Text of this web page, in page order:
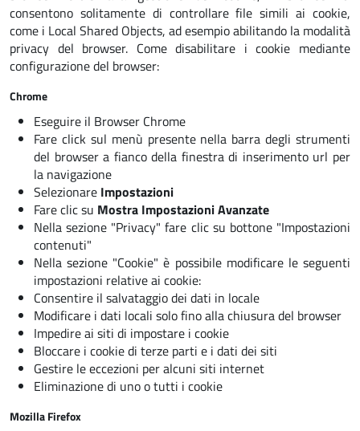
consentono solitamente di controllare file simili ai cookie,
come i Local Shared Objects, ad esempio abilitando la modalità
privacy del browser. Come disabilitare i cookie mediante
configurazione del browser:
Chrome
Eseguire il Browser Chrome
Fare click sul menù presente nella barra degli strumenti
del browser a fianco della finestra di inserimento url per
la navigazione
Selezionare Impostazioni
Fare clic su Mostra Impostazioni Avanzate
Nella sezione "Privacy" fare clic su bottone "Impostazioni
contenuti"
Nella sezione "Cookie" è possibile modificare le seguenti
impostazioni relative ai cookie:
Consentire il salvataggio dei dati in locale
Modificare i dati locali solo fino alla chiusura del browser
Impedire ai siti di impostare i cookie
Bloccare i cookie di terze parti e i dati dei siti
Gestire le eccezioni per alcuni siti internet
Eliminazione di uno o tutti i cookie
Mozilla Firefox